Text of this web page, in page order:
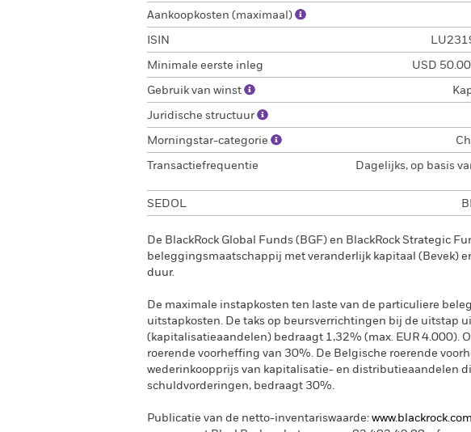
Aankoopkosten (maximaal)
ISIN
Minimale eerste inleg USD
Gebruik van winst
Juridische structuur
Morningstar-categorie
Transactiefrequentie
Dagelijks, op basis
SEDOL
De BlackRock Global Funds (BGF) en BlackRock Strategic
beleggingsmaatschappij met veranderlijk kapitaal (Bevek)
duur.
De maximale instapkosten ten laste van de particuliere
uitstapkosten. De taks op beursverrichtingen bij de uitstap
(kapitalisatieaandelen) bedraagt 1,32% (max. EUR 4.000).
roerende voorheffing van 30%. De Belgische roerende
wederinkoopprijs van kapitalisatie- en distributieaandelen
schuldvorderingen, bedraagt 30%.
Publicatie van de netto-inventariswaarde: